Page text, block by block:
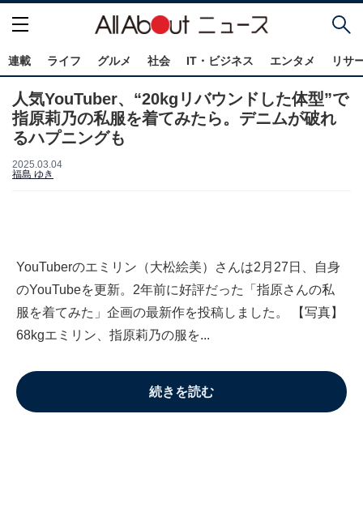
連載 ライフ グルメ 社会 IT・ビジネス エンタメ リサ
人気YouTuber、“20kgリバウンドした体型”で
指原莉乃の私服を着てみたら。デニムが破れ
るハプニングも
2025.03.04
福島 ゆき
YouTuberのエミリン（大松絵美）さんは2月27日、自身
のYouTubeを更新。2年前に好評だった「指原さんの私
服を着てみた」企画の最新作を投稿しました。 【写真】
68kgエミリン、指原莉乃の服を...
続きを読む